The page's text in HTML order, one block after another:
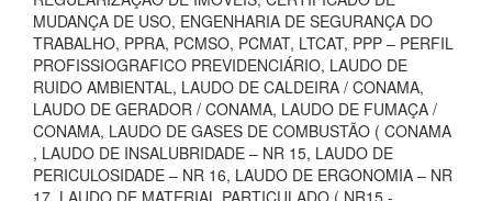
MUDANÇA DE USO, ENGENHARIA DE SEGURANÇA DO
TRABALHO, PPRA, PCMSO, PCMAT, LTCAT, PPP – PERFIL
PROFISSIOGRAFICO PREVIDENCIÁRIO, LAUDO DE
RUIDO AMBIENTAL, LAUDO DE CALDEIRA / CONAMA,
LAUDO DE GERADOR / CONAMA, LAUDO DE FUMAÇA /
CONAMA, LAUDO DE GASES DE COMBUSTÃO ( CONAMA
, LAUDO DE INSALUBRIDADE – NR 15, LAUDO DE
PERICULOSIDADE – NR 16, LAUDO DE ERGONOMIA – NR